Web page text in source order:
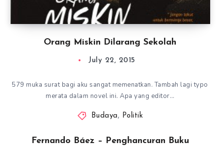
Orang Miskin Dilarang Sekolah
July 22, 2015
579 muka surat bagi aku sangat memenatkan. Tambah lagi typo
merata dalam novel ini. Apa yang editor…
Budaya, Politik
‪‎Fernando Báez‬ – Penghancuran Buku